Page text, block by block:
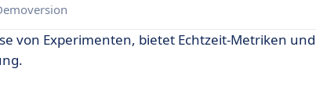
von Experimenten, bietet Echtzeit-Metriken